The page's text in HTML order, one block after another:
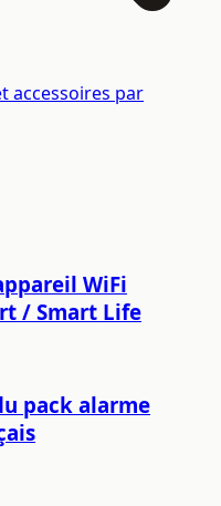
accessoires par
WiFi
/ Smart Life
pack alarme